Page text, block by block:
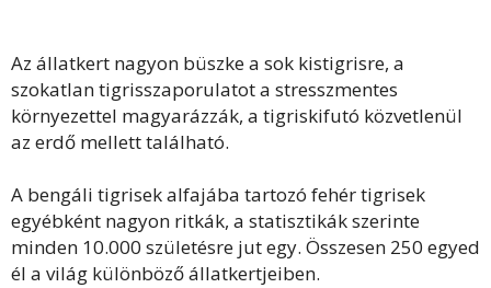
Az állatkert nagyon büszke a sok kistigrisre, a
szokatlan tigrisszaporulatot a stresszmentes
környezettel magyarázzák, a tigriskifutó közvetlenül
az erdő mellett található.
A bengáli tigrisek alfajába tartozó fehér tigrisek
egyébként nagyon ritkák, a statisztikák szerinte
minden 10.000 születésre jut egy. Összesen 250 egyed
él a világ különböző állatkertjeiben.